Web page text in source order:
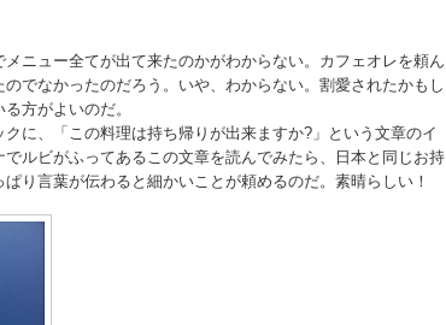
ニュー全てが出て来たのかがわからない。カフェオレを頼ん
でなかったのだろう。いや、わからない。割愛されたかもし
方がよいのだ。
に、「この料理は持ち帰りが出来ますか?」という文章のイ
ルビがふってあるこの文章を読んでみたら、日本と同じお持
り言葉が伝わると細かいことが頼めるのだ。素晴らしい！